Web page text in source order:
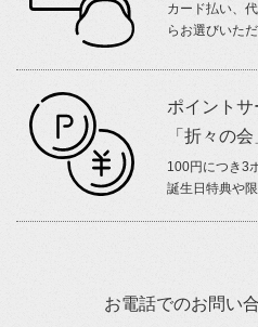
カード払い、
らお選びいただ
ポイントサ
「折々の
100円につき3
誕生日特典や
お電話でのお問い